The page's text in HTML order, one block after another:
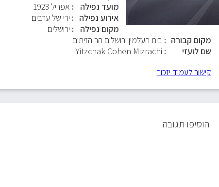
מועד נפילה
אפריל 1923
אירוע נפילה
ירי של ערבים
מקום נפילה
ירושלים
מקום קבורה
בית העלמין ירושלים הר הזיתים
שם לועזי
Yitzchak Cohen Mizrachi
קישור לעמוד יזכור
הוסיפו תגובה